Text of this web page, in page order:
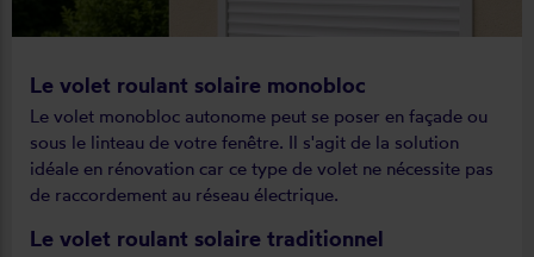
Le volet roulant solaire monobloc
Le volet monobloc autonome peut se poser en façade ou
sous le linteau de votre fenêtre. Il s'agit de la solution
idéale en rénovation car ce type de volet ne nécessite pas
de raccordement au réseau électrique.
Le volet roulant solaire traditionnel